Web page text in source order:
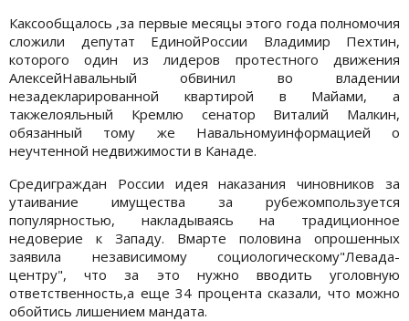
Каксообщалось ,за первые месяцы этого года полномочия
сложили депутат ЕдинойРоссии Владимир Пехтин,
которого один из лидеров протестного движения
АлексейНавальный обвинил во владении
незадекларированной квартирой в Майaми, а
такжелояльный Кремлю сенатор Виталий Малкин,
обязанный тому же Навальномуинформацией о
неучтенной недвижимости в Канаде.
Средиграждан России идея наказания чиновников за
утаивание имущества за рубежомпользуется
популярностью, накладываясь на традиционное
недоверие к Западу. Вмарте половина опрошенных
заявила независимому социологическому"Левада-
центру", что за это нужно вводить уголовную
ответственность,а еще 34 процента сказали, что можно
обойтись лишением мандата.